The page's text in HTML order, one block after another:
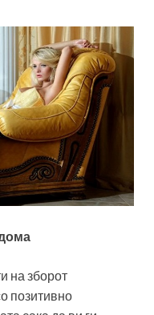
на зборот
позитивно